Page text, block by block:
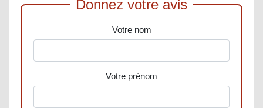
Donnez votre avis
Votre nom
Votre prénom